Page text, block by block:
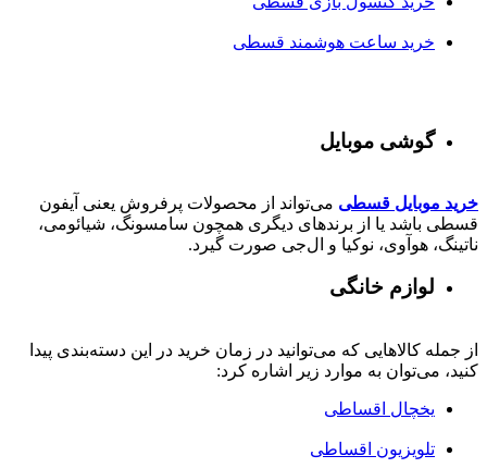
خرید ساعت هوشمند قسطی
گوشی موبایل
خرید موبایل قسطی می‌تواند از محصولات پرفروش یعنی آیفون
قسطی باشد یا از برندهای دیگری همچون سامسونگ، شیائومی،
ناتینگ، هوآوی، نوکیا و ال‌جی صورت گیرد.
لوازم خانگی
از جمله کالاهایی که می‌توانید در زمان خرید در این دسته‌بندی پیدا
کنید، می‌توان به موارد زیر اشاره کرد:
یخچال اقساطی
تلویزیون اقساطی